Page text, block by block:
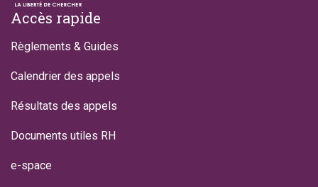
Footer
Accès rapide
Règlements & Guides
Calendrier des appels
Résultats des appels
Documents utiles RH
e-space